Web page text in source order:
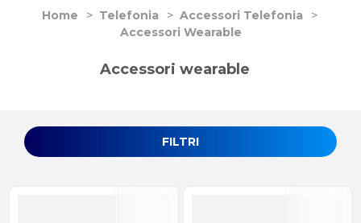
Home > Telefonia > Accessori Telefonia
>
Accessori Wearable
FILTRI
Accessori wearable